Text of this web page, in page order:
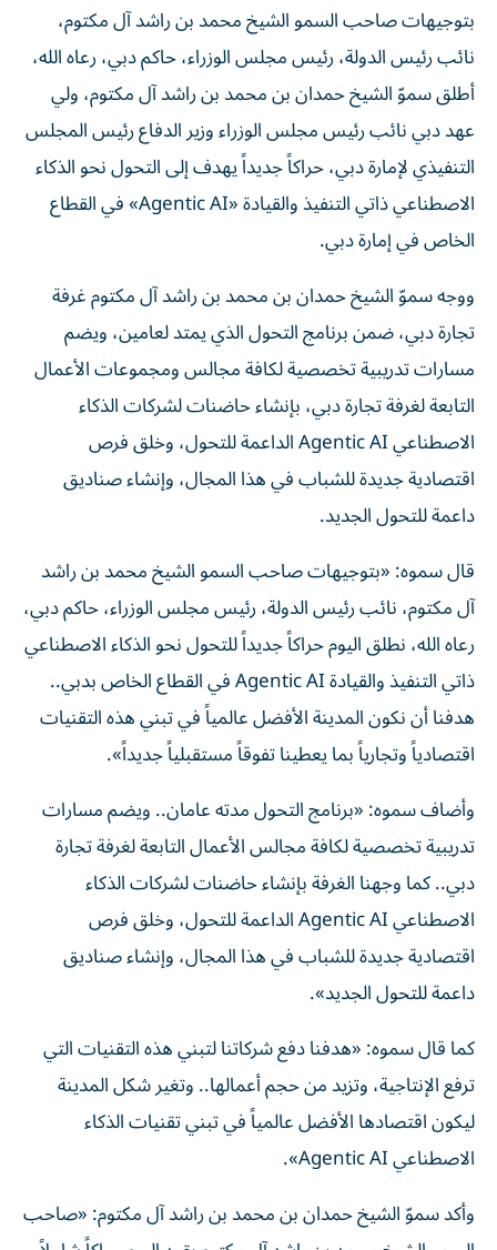
بتوجيهات صاحب السمو الشيخ محمد بن راشد آل مكتوم،
نائب رئيس الدولة، رئيس مجلس الوزراء، حاكم دبي، رعاه الله،
أطلق سموّ الشيخ حمدان بن محمد بن راشد آل مكتوم، ولي
عهد دبي نائب رئيس مجلس الوزراء وزير الدفاع رئيس المجلس
التنفيذي لإمارة دبي، حراكاً جديداً يهدف إلى التحول نحو الذكاء
الاصطناعي ذاتي التنفيذ والقيادة «Agentic AI» في القطاع
الخاص في إمارة دبي.
ووجه سموّ الشيخ حمدان بن محمد بن راشد آل مكتوم غرفة
تجارة دبي، ضمن برنامج التحول الذي يمتد لعامين، ويضم
مسارات تدريبية تخصصية لكافة مجالس ومجموعات الأعمال
التابعة لغرفة تجارة دبي، بإنشاء حاضنات لشركات الذكاء
الاصطناعي Agentic AI الداعمة للتحول، وخلق فرص
اقتصادية جديدة للشباب في هذا المجال، وإنشاء صناديق
داعمة للتحول الجديد.
قال سموه: «بتوجيهات صاحب السمو الشيخ محمد بن راشد
آل مكتوم، نائب رئيس الدولة، رئيس مجلس الوزراء، حاكم دبي،
رعاه الله، نطلق اليوم حراكاً جديداً للتحول نحو الذكاء الاصطناعي
ذاتي التنفيذ والقيادة Agentic AI في القطاع الخاص بدبي..
هدفنا أن نكون المدينة الأفضل عالمياً في تبني هذه التقنيات
اقتصادياً وتجارياً بما يعطينا تفوقاً مستقبلياً جديداً».
وأضاف سموه: «برنامج التحول مدته عامان.. ويضم مسارات
تدريبية تخصصية لكافة مجالس الأعمال التابعة لغرفة تجارة
دبي.. كما وجهنا الغرفة بإنشاء حاضنات لشركات الذكاء
الاصطناعي Agentic AI الداعمة للتحول، وخلق فرص
اقتصادية جديدة للشباب في هذا المجال، وإنشاء صناديق
داعمة للتحول الجديد».
كما قال سموه: «هدفنا دفع شركاتنا لتبني هذه التقنيات التي
ترفع الإنتاجية، وتزيد من حجم أعمالها.. وتغير شكل المدينة
ليكون اقتصادها الأفضل عالمياً في تبني تقنيات الذكاء
الاصطناعي Agentic AI».
وأكد سموّ الشيخ حمدان بن محمد بن راشد آل مكتوم: «صاحب